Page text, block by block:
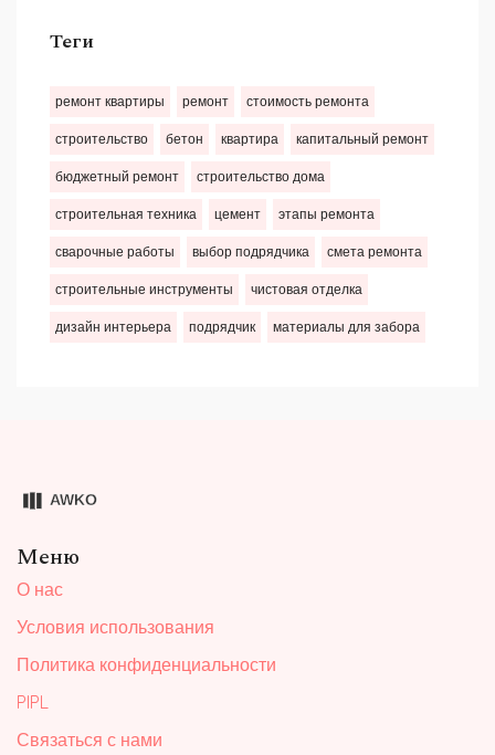
Теги
ремонт квартиры ремонт стоимость ремонта
строительство бетон квартира капитальный ремонт
бюджетный ремонт строительство дома
строительная техника цемент этапы ремонта
сварочные работы выбор подрядчика смета ремонта
строительные инструменты чистовая отделка
дизайн интерьера подрядчик материалы для забора
Меню
О нас
Условия использования
Политика конфиденциальности
PIPL
Связаться с нами